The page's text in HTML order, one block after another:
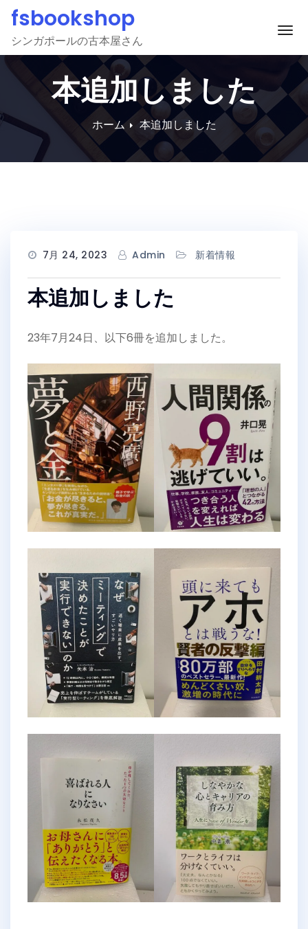
Skip
content
fsbookshop
シンガポールの古本屋さん ナ
本追加しました
ホーム 本追加しました
7月 24, 2023 Admin 新着情報
本追加しました
23年7月24日、以下6冊を追加しました。